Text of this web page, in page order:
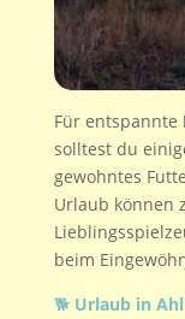
Für entspannte
solltest du
gewohntes
Urlaub können
beim
🐕 Urlaub in